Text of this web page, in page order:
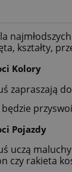
kształty,
Kolory
zapraszają
będzie
Pojazdy
uczą
czy rakieta